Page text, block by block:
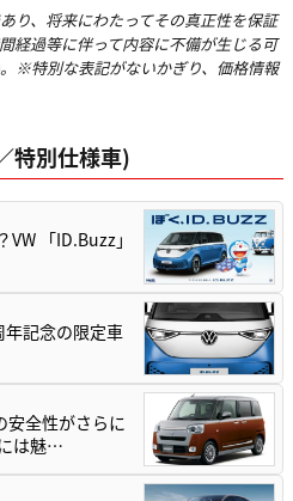
り、将来にわたってその真正性を保証
経過等に伴って内容に不備が生じる可
※特別な表記がないかぎり、価格情報
特別仕様車)
「ID.Buzz」
記念の限定車
安全性がさらに
は魅…